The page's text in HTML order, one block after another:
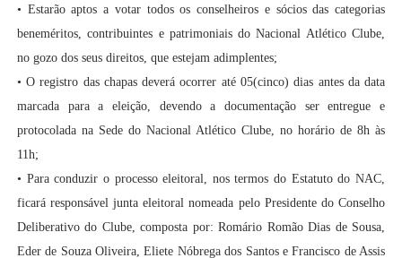
• Estarão aptos a votar todos os conselheiros e sócios das categorias
beneméritos, contribuintes e patrimoniais do Nacional Atlético Clube,
no gozo dos seus direitos, que estejam adimplentes;
• O registro das chapas deverá ocorrer até 05(cinco) dias antes da data
marcada para a eleição, devendo a documentação ser entregue e
protocolada na Sede do Nacional Atlético Clube, no horário de 8h às
11h;
• Para conduzir o processo eleitoral, nos termos do Estatuto do NAC,
ficará responsável junta eleitoral nomeada pelo Presidente do Conselho
Deliberativo do Clube, composta por: Romário Romão Dias de Sousa,
Eder de Souza Oliveira, Eliete Nóbrega dos Santos e Francisco de Assis